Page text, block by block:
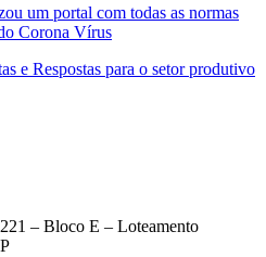
um portal com todas as normas
Corona Vírus
e Respostas para o setor produtivo
– Bloco E – Loteamento